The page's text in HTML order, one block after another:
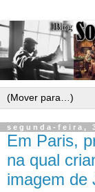
segunda-feira,
Em Paris,
na qual
imagem de